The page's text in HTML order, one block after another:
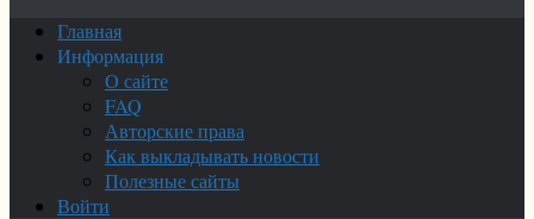
Главная
Информация
О сайте
FAQ
Авторские права
Как выкладывать новости
Полезные сайты
Войти